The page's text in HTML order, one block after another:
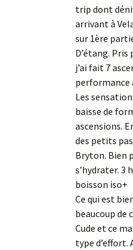
trip dont
arrivant à
sur 1ère
D’étang. Pris
j’ai fait 7
performance
Les
baisse de
ascensions.
des petits
Bryton. Bien
s’hydrater. 3
boisson iso+
Ce qui est
beaucoup
Cude et ce
type d’effort.